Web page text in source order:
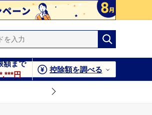
額まで
円
控除額を調べる